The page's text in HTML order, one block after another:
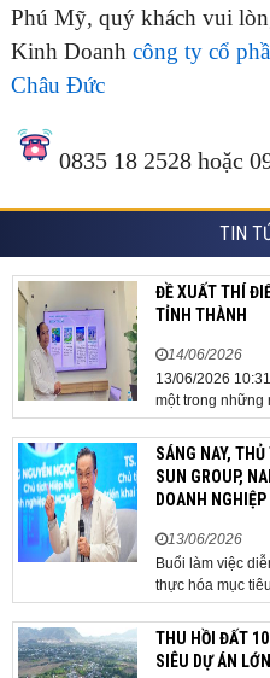
Phú Mỹ, quý khách vui
Kinh Doanh công ty cổ
Châu Đức
0835 18 2528 hoặc
TIN
ĐỀ XUẤT THÍ
TỈNH THÀNH
14/06/2026
13/06/2026
một trong những
nghiệp, các
quan tâm khi tác
dự án, thu hút
SÁNG NAY,
SUN GROUP,
DOANH
13/06/2026
Buổi làm việc
thực hóa mục
giải ngân đầu tư
địa phương 2
vướng mắc về
THU HỒI ĐẤT
SIÊU DỰ ÁN